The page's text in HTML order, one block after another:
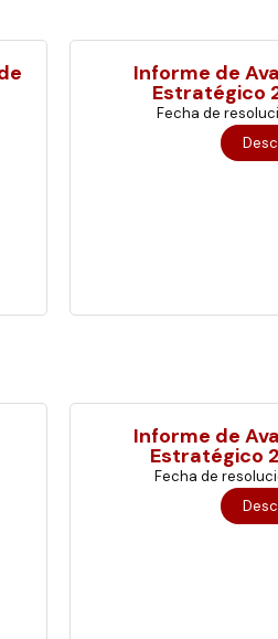
Informe de
Estratégico
Fecha de
Informe de
Estratégico
Fecha de